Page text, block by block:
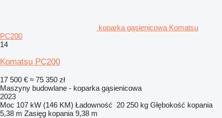
koparka gąsienicowa Komatsu
PC200
14
Komatsu PC200
17 500 € ≈ 75 350 zł
Maszyny budowlane - koparka gąsienicowa
2023
Moc 107 kW (146 KM) Ładowność 20 250 kg Głębokość kopania
5,38 m Zasięg kopania 9,38 m